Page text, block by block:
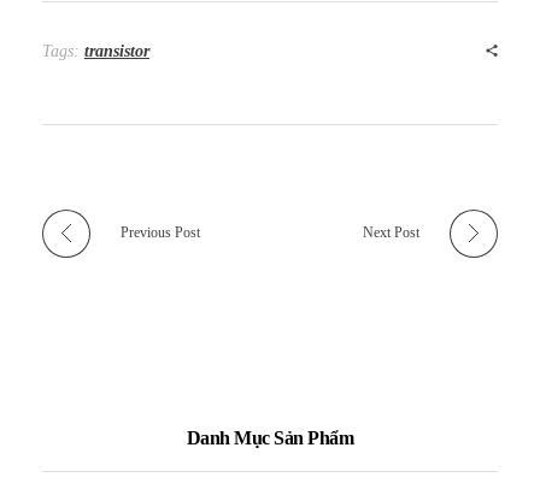
Tags: transistor
Previous Post Next Post
Danh Mục Sản Phẩm